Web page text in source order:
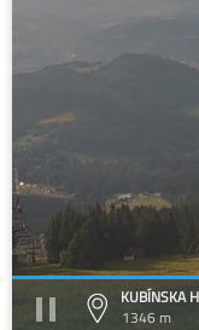
KUBÍNSKA
1346 m